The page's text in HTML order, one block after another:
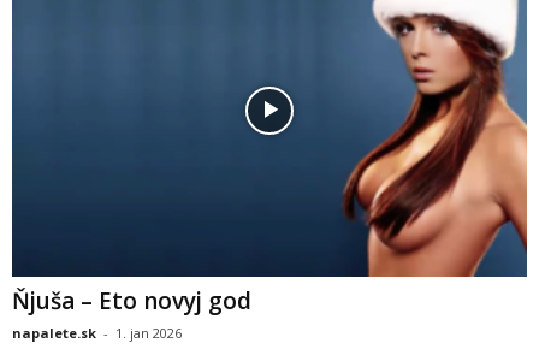
Ňjuša – Eto novyj god
napalete.sk - 1. jan 2026